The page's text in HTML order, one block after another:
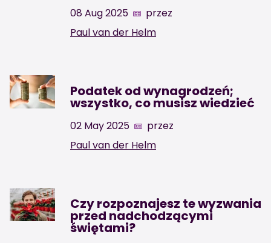
08 Aug 2025
przez
Paul van der Helm
Podatek od wynagrodzeń;
wszystko, co musisz wiedzieć
02 May 2025
przez
Paul van der Helm
Czy rozpoznajesz te wyzwania
przed nadchodzącymi
świętami?